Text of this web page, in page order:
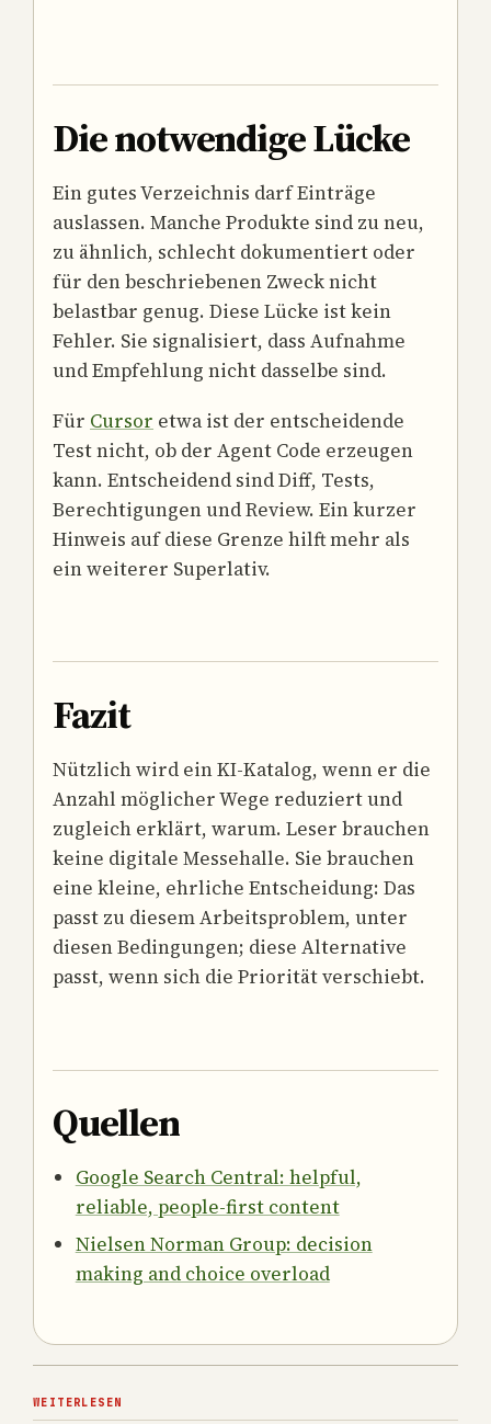
Die notwendige Lücke
Ein gutes Verzeichnis darf Einträge
auslassen. Manche Produkte sind zu neu,
zu ähnlich, schlecht dokumentiert oder
für den beschriebenen Zweck nicht
belastbar genug. Diese Lücke ist kein
Fehler. Sie signalisiert, dass Aufnahme
und Empfehlung nicht dasselbe sind.
Für Cursor etwa ist der entscheidende
Test nicht, ob der Agent Code erzeugen
kann. Entscheidend sind Diff, Tests,
Berechtigungen und Review. Ein kurzer
Hinweis auf diese Grenze hilft mehr als
ein weiterer Superlativ.
Fazit
Nützlich wird ein KI-Katalog, wenn er die
Anzahl möglicher Wege reduziert und
zugleich erklärt, warum. Leser brauchen
keine digitale Messehalle. Sie brauchen
eine kleine, ehrliche Entscheidung: Das
passt zu diesem Arbeitsproblem, unter
diesen Bedingungen; diese Alternative
passt, wenn sich die Priorität verschiebt.
Quellen
Google Search Central: helpful,
reliable, people-first content
Nielsen Norman Group: decision
making and choice overload
WEITERLESEN